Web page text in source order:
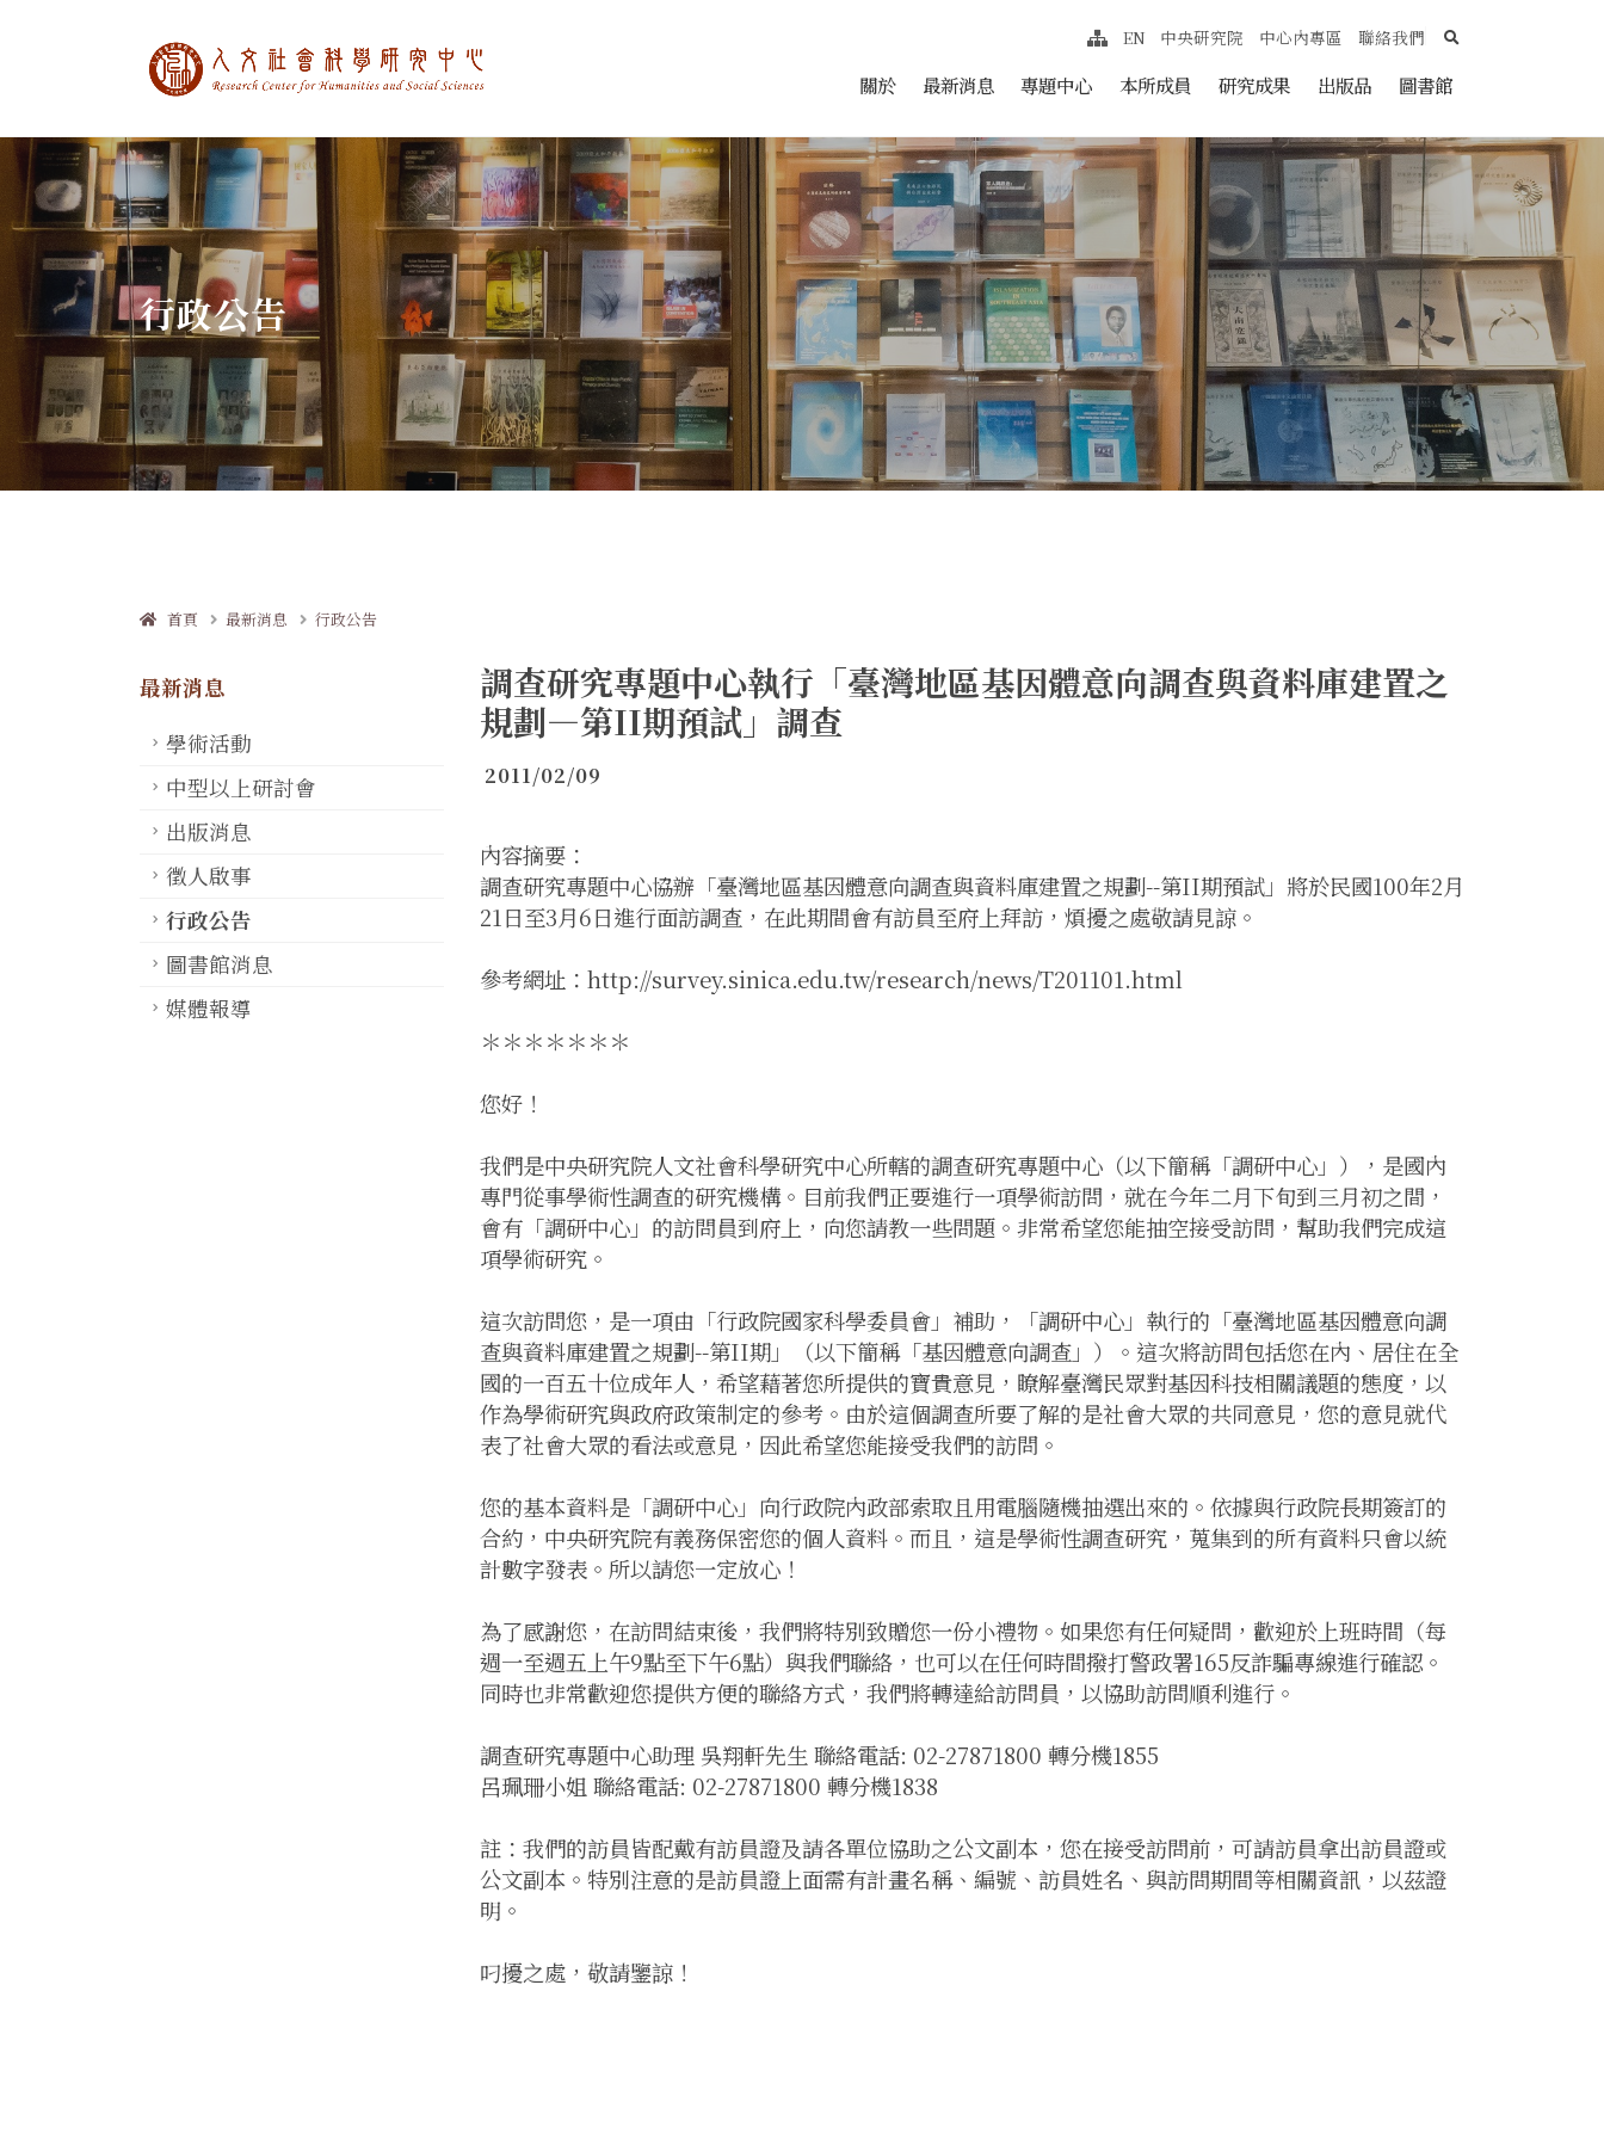
中央研究院人文社會科學研究中心 跳至中央區塊/Main Content
關於 最新消息 專題中心 本所成員 研究成果 出版品 圖書館
網站導覽
EN 中央研究院 中心內專區 聯絡我們 search
行政公告
首頁 最新消息 行政公告
最新消息
學術活動
中型以上研討會
出版消息
徵人啟事
行政公告
圖書館消息
媒體報導
調查研究專題中心執行「臺灣地區基因體意向調查與資料庫建置之
規劃—第II期預試」調查
2011/02/09
內容摘要：
調查研究專題中心協辦「臺灣地區基因體意向調查與資料庫建置之規劃--第II期預試」將於民國100年2月
21日至3月6日進行面訪調查，在此期間會有訪員至府上拜訪，煩擾之處敬請見諒。
參考網址：http://survey.sinica.edu.tw/research/news/T201101.html
＊＊＊＊＊＊＊
您好！
我們是中央研究院人文社會科學研究中心所轄的調查研究專題中心（以下簡稱「調研中心」），是國內
專門從事學術性調查的研究機構。目前我們正要進行一項學術訪問，就在今年二月下旬到三月初之間，
會有「調研中心」的訪問員到府上，向您請教一些問題。非常希望您能抽空接受訪問，幫助我們完成這
項學術研究。
這次訪問您，是一項由「行政院國家科學委員會」補助，「調研中心」執行的「臺灣地區基因體意向調
查與資料庫建置之規劃--第II期」（以下簡稱「基因體意向調查」）。這次將訪問包括您在內、居住在全
國的一百五十位成年人，希望藉著您所提供的寶貴意見，瞭解臺灣民眾對基因科技相關議題的態度，以
作為學術研究與政府政策制定的參考。由於這個調查所要了解的是社會大眾的共同意見，您的意見就代
表了社會大眾的看法或意見，因此希望您能接受我們的訪問。
您的基本資料是「調研中心」向行政院內政部索取且用電腦隨機抽選出來的。依據與行政院長期簽訂的
合約，中央研究院有義務保密您的個人資料。而且，這是學術性調查研究，蒐集到的所有資料只會以統
計數字發表。所以請您一定放心！
為了感謝您，在訪問結束後，我們將特別致贈您一份小禮物。如果您有任何疑問，歡迎於上班時間（每
週一至週五上午9點至下午6點）與我們聯絡，也可以在任何時間撥打警政署165反詐騙專線進行確認。
同時也非常歡迎您提供方便的聯絡方式，我們將轉達給訪問員，以協助訪問順利進行。
調查研究專題中心助理 吳翔軒先生 聯絡電話: 02-27871800 轉分機1855
呂珮珊小姐 聯絡電話: 02-27871800 轉分機1838
註：我們的訪員皆配戴有訪員證及請各單位協助之公文副本，您在接受訪問前，可請訪員拿出訪員證或
公文副本。特別注意的是訪員證上面需有計畫名稱、編號、訪員姓名、與訪問期間等相關資訊，以茲證
明。
叼擾之處，敬請鑒諒！